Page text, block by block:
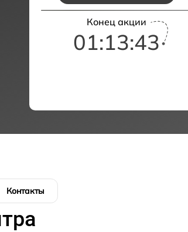
Конец акции
01:13:42
Контакты